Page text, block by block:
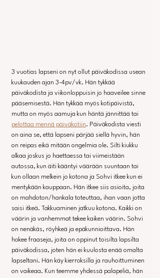
3 vuotias lapseni on nyt ollut päiväkodissa usean
kuukauden ajan 3-4pv/vk. Hän tykkää
päiväkodista ja viikonloppuisin jo haaveilee sinne
pääsemisestä. Hän tykkää myös kotipäivistä,
mutta on myös aamuja kun häntä jännittää tai
pelottaa mennä päiväkotiin. Päiväkodista viesti
on aina se, että lapseni pärjää siellä hyvin, hän
on reipas eikä mitään ongelmia ole. Silti kiukku
alkaa joskus jo haettaessa tai viimeistään
autossa, kun äiti kääntyi väärään suuntaan tai
kun ollaan melkein jo kotona ja Sohvi itkee kun ei
mentykään kauppaan. Hän itkee siis asioita, joita
on mahdoton/hankala toteuttaa, ihan vaan jotta
saisi itkeä. Takkuaminen jatkuu kotona. Kaikki on
väärin ja vanhemmat tekee kaiken väärin. Sohvi
on nenäkäs, röyhkeä ja epäkunnioittava. Hän
hokee fraaseja, joita on oppinut toisilta lapsilta
päiväkodissa, joten hän ei kuulosta enää omalta
lapseltani. Hän käy kierroksilla ja rauhoittuminen
on vaikeaa. Kun teemme yhdessä palapeliä, hän